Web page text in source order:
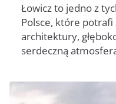
Łowicz to jedno z
Polsce, które potrafi
architektury,
serdeczną